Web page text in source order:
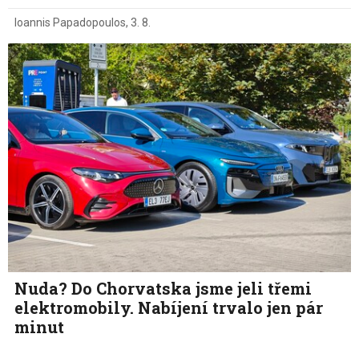
Ioannis Papadopoulos, 3. 8.
Nuda? Do Chorvatska jsme jeli třemi
elektromobily. Nabíjení trvalo jen pár
minut